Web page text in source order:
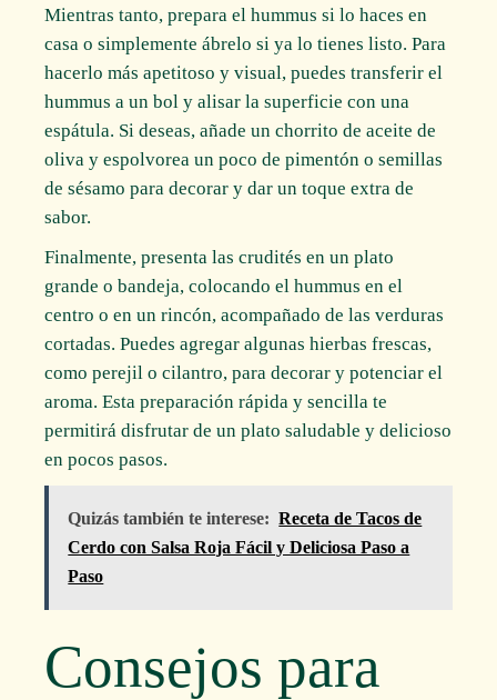
Mientras tanto, prepara el hummus si lo haces en
casa o simplemente ábrelo si ya lo tienes listo. Para
hacerlo más apetitoso y visual, puedes transferir el
hummus a un bol y alisar la superficie con una
espátula. Si deseas, añade un chorrito de aceite de
oliva y espolvorea un poco de pimentón o semillas
de sésamo para decorar y dar un toque extra de
sabor.
Finalmente, presenta las crudités en un plato
grande o bandeja, colocando el hummus en el
centro o en un rincón, acompañado de las verduras
cortadas. Puedes agregar algunas hierbas frescas,
como perejil o cilantro, para decorar y potenciar el
aroma. Esta preparación rápida y sencilla te
permitirá disfrutar de un plato saludable y delicioso
en pocos pasos.
Quizás también te interese: Receta de Tacos de
Cerdo con Salsa Roja Fácil y Deliciosa Paso a
Paso
Consejos para